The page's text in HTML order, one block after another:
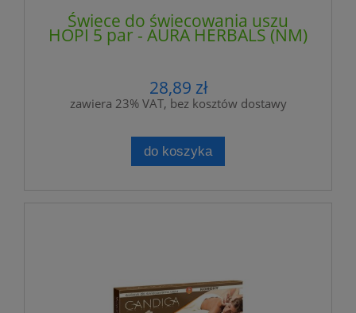
Świece do świecowania uszu
HOPI 5 par - AURA HERBALS (NM)
28,89 zł
zawiera 23% VAT, bez kosztów dostawy
do koszyka